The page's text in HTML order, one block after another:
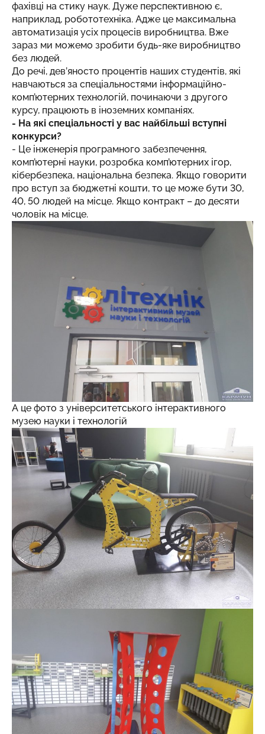
фахівці на стику наук. Дуже перспективною є,
наприклад, робототехніка. Адже це максимальна
автоматизація усіх процесів виробництва. Вже
зараз ми можемо зробити будь-яке виробництво
без людей.
До речі, дев’яносто процентів наших студентів, які
навчаються за спеціальностями інформаційно-
комп’ютерних технологій, починаючи з другого
курсу, працюють в іноземних компаніях.
- На які спеціальності у вас найбільші вступні
конкурси?
- Це інженерія програмного забезпечення,
комп’ютерні науки, розробка комп’ютерних ігор,
кібербезпека, національна безпека. Якщо говорити
про вступ за бюджетні кошти, то це може бути 30,
40, 50 людей на місце. Якщо контракт – до десяти
чоловік на місце.
А це фото з університетського інтерактивного
музею науки і технологій